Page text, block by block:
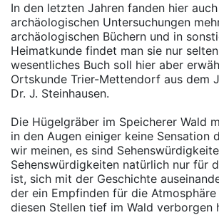
In den letzten Jahren fanden hier
archäologischen Untersuchungen
archäologischen Büchern und in
Heimatkunde findet man sie nur
wesentliches Buch soll hier aber
Ortskunde Trier-Mettendorf aus dem
Dr. J. Steinhausen.
Die Hügelgräber im Speicherer Wald
in den Augen einiger keine Sensation
wir meinen, es sind
Sehenswürdigkeiten natürlich nur für
ist, sich mit der Geschichte
der ein Empfinden für die
diesen Stellen tief im Wald verborgen